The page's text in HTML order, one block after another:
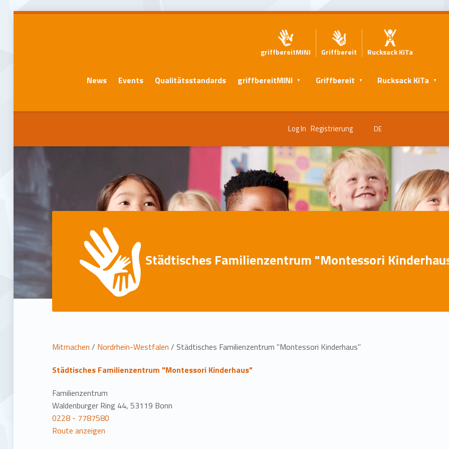
griffbereitMINI Griffbereit Rucksack KiTa
News Events Qualitätsstandards griffbereitMINI Griffbereit Rucksack KiTa
Log In Registrierung DE
Städtisches Familienzentrum "Montessori
L
o
c
a
Mitmachen / Nordrhein-Westfalen / Städtisches Familienzentrum "Montessori Kinderhaus"
Städtisches Familienzentrum "Montessori Kinderhaus"
Familienzentrum
Waldenburger Ring 44, 53119 Bonn
0228 - 7787580
Route anzeigen